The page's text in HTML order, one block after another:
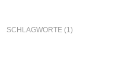
SCHLAGWORTE (1)